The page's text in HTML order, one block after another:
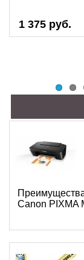
1 375 руб.
Canon PIXMA